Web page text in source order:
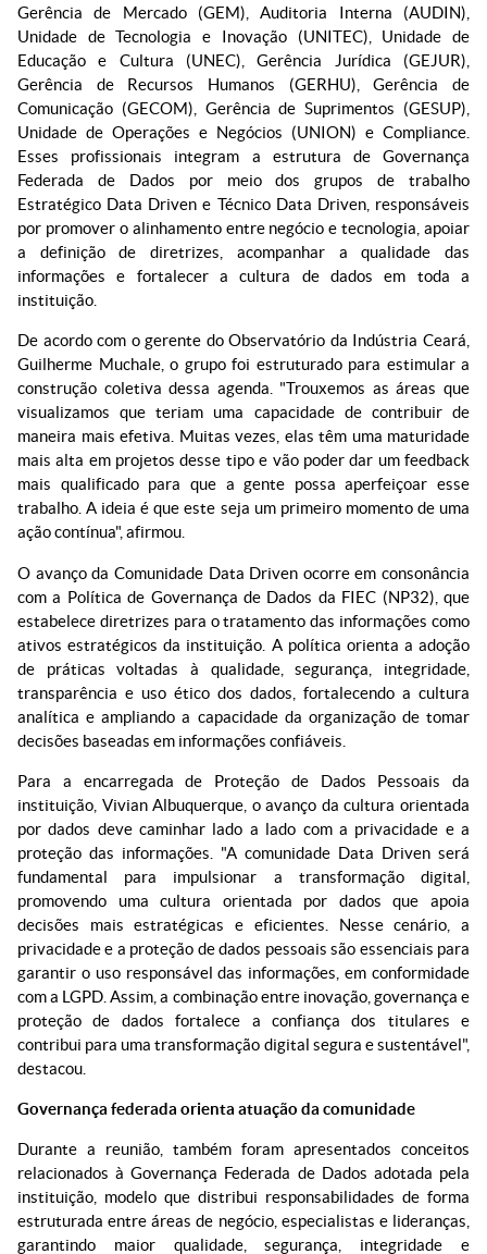
Gerência de Mercado (GEM), Auditoria Interna (AUDIN),
Unidade de Tecnologia e Inovação (UNITEC), Unidade de
Educação e Cultura (UNEC), Gerência Jurídica (GEJUR),
Gerência de Recursos Humanos (GERHU), Gerência de
Comunicação (GECOM), Gerência de Suprimentos (GESUP),
Unidade de Operações e Negócios (UNION) e Compliance.
Esses profissionais integram a estrutura de Governança
Federada de Dados por meio dos grupos de trabalho
Estratégico Data Driven e Técnico Data Driven, responsáveis
por promover o alinhamento entre negócio e tecnologia, apoiar
a definição de diretrizes, acompanhar a qualidade das
informações e fortalecer a cultura de dados em toda a
instituição.
De acordo com o gerente do Observatório da Indústria Ceará,
Guilherme Muchale, o grupo foi estruturado para estimular a
construção coletiva dessa agenda. "Trouxemos as áreas que
visualizamos que teriam uma capacidade de contribuir de
maneira mais efetiva. Muitas vezes, elas têm uma maturidade
mais alta em projetos desse tipo e vão poder dar um feedback
mais qualificado para que a gente possa aperfeiçoar esse
trabalho. A ideia é que este seja um primeiro momento de uma
ação contínua", afirmou.
O avanço da Comunidade Data Driven ocorre em consonância
com a Política de Governança de Dados da FIEC (NP32), que
estabelece diretrizes para o tratamento das informações como
ativos estratégicos da instituição. A política orienta a adoção
de práticas voltadas à qualidade, segurança, integridade,
transparência e uso ético dos dados, fortalecendo a cultura
analítica e ampliando a capacidade da organização de tomar
decisões baseadas em informações confiáveis.
Para a encarregada de Proteção de Dados Pessoais da
instituição, Vivian Albuquerque, o avanço da cultura orientada
por dados deve caminhar lado a lado com a privacidade e a
proteção das informações. "A comunidade Data Driven será
fundamental para impulsionar a transformação digital,
promovendo uma cultura orientada por dados que apoia
decisões mais estratégicas e eficientes. Nesse cenário, a
privacidade e a proteção de dados pessoais são essenciais para
garantir o uso responsável das informações, em conformidade
com a LGPD. Assim, a combinação entre inovação, governança e
proteção de dados fortalece a confiança dos titulares e
contribui para uma transformação digital segura e sustentável",
destacou.
Governança federada orienta atuação da comunidade
Durante a reunião, também foram apresentados conceitos
relacionados à Governança Federada de Dados adotada pela
instituição, modelo que distribui responsabilidades de forma
estruturada entre áreas de negócio, especialistas e lideranças,
garantindo maior qualidade, segurança, integridade e